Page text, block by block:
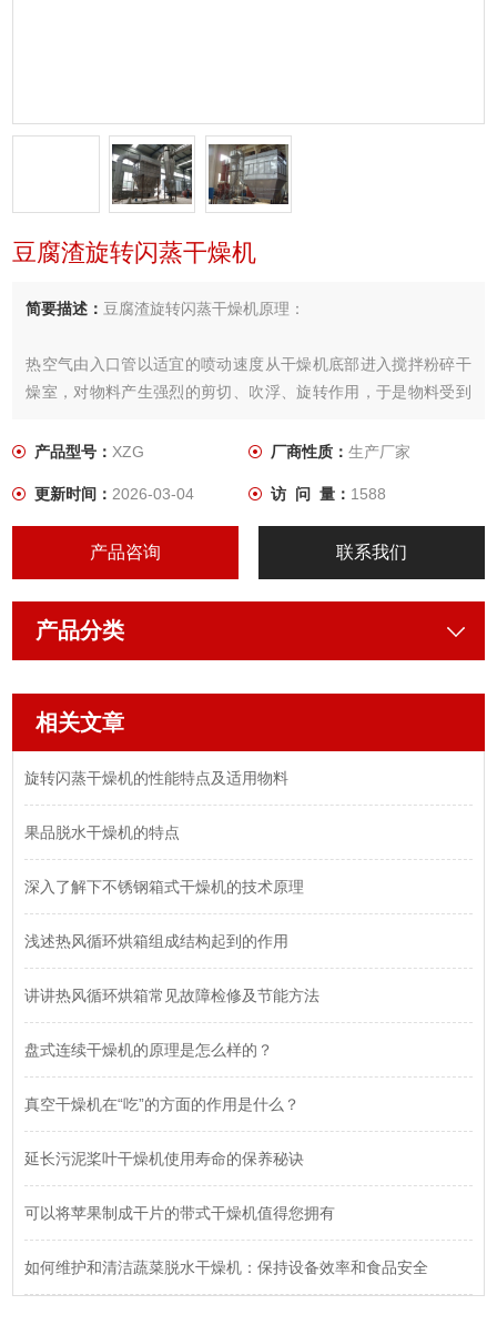
豆腐渣旋转闪蒸干燥机
简要描述：豆腐渣旋转闪蒸干燥机原理：
热空气由入口管以适宜的喷动速度从干燥机底部进入搅拌粉碎干
燥室，对物料产生强烈的剪切、吹浮、旋转作用，于是物料受到
产品型号：XZG 厂商性质： 生产厂家
更新时间：2026-03-04 访 问 量： 1588
产品咨询 联系我们
产品分类
相关文章
旋转闪蒸干燥机的性能特点及适用物料
果品脱水干燥机的特点
深入了解下不锈钢箱式干燥机的技术原理
浅述热风循环烘箱组成结构起到的作用
讲讲热风循环烘箱常见故障检修及节能方法
盘式连续干燥机的原理是怎么样的？
真空干燥机在“吃”的方面的作用是什么？
延长污泥桨叶干燥机使用寿命的保养秘诀
可以将苹果制成干片的带式干燥机值得您拥有
如何维护和清洁蔬菜脱水干燥机：保持设备效率和食品安全